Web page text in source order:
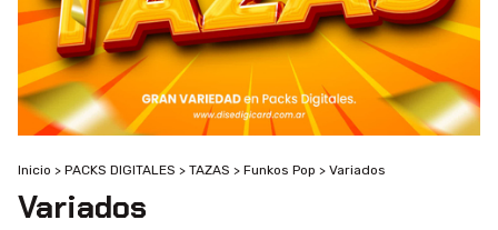
Inicio > PACKS DIGITALES > TAZAS > Funkos Pop > Variados
Variados